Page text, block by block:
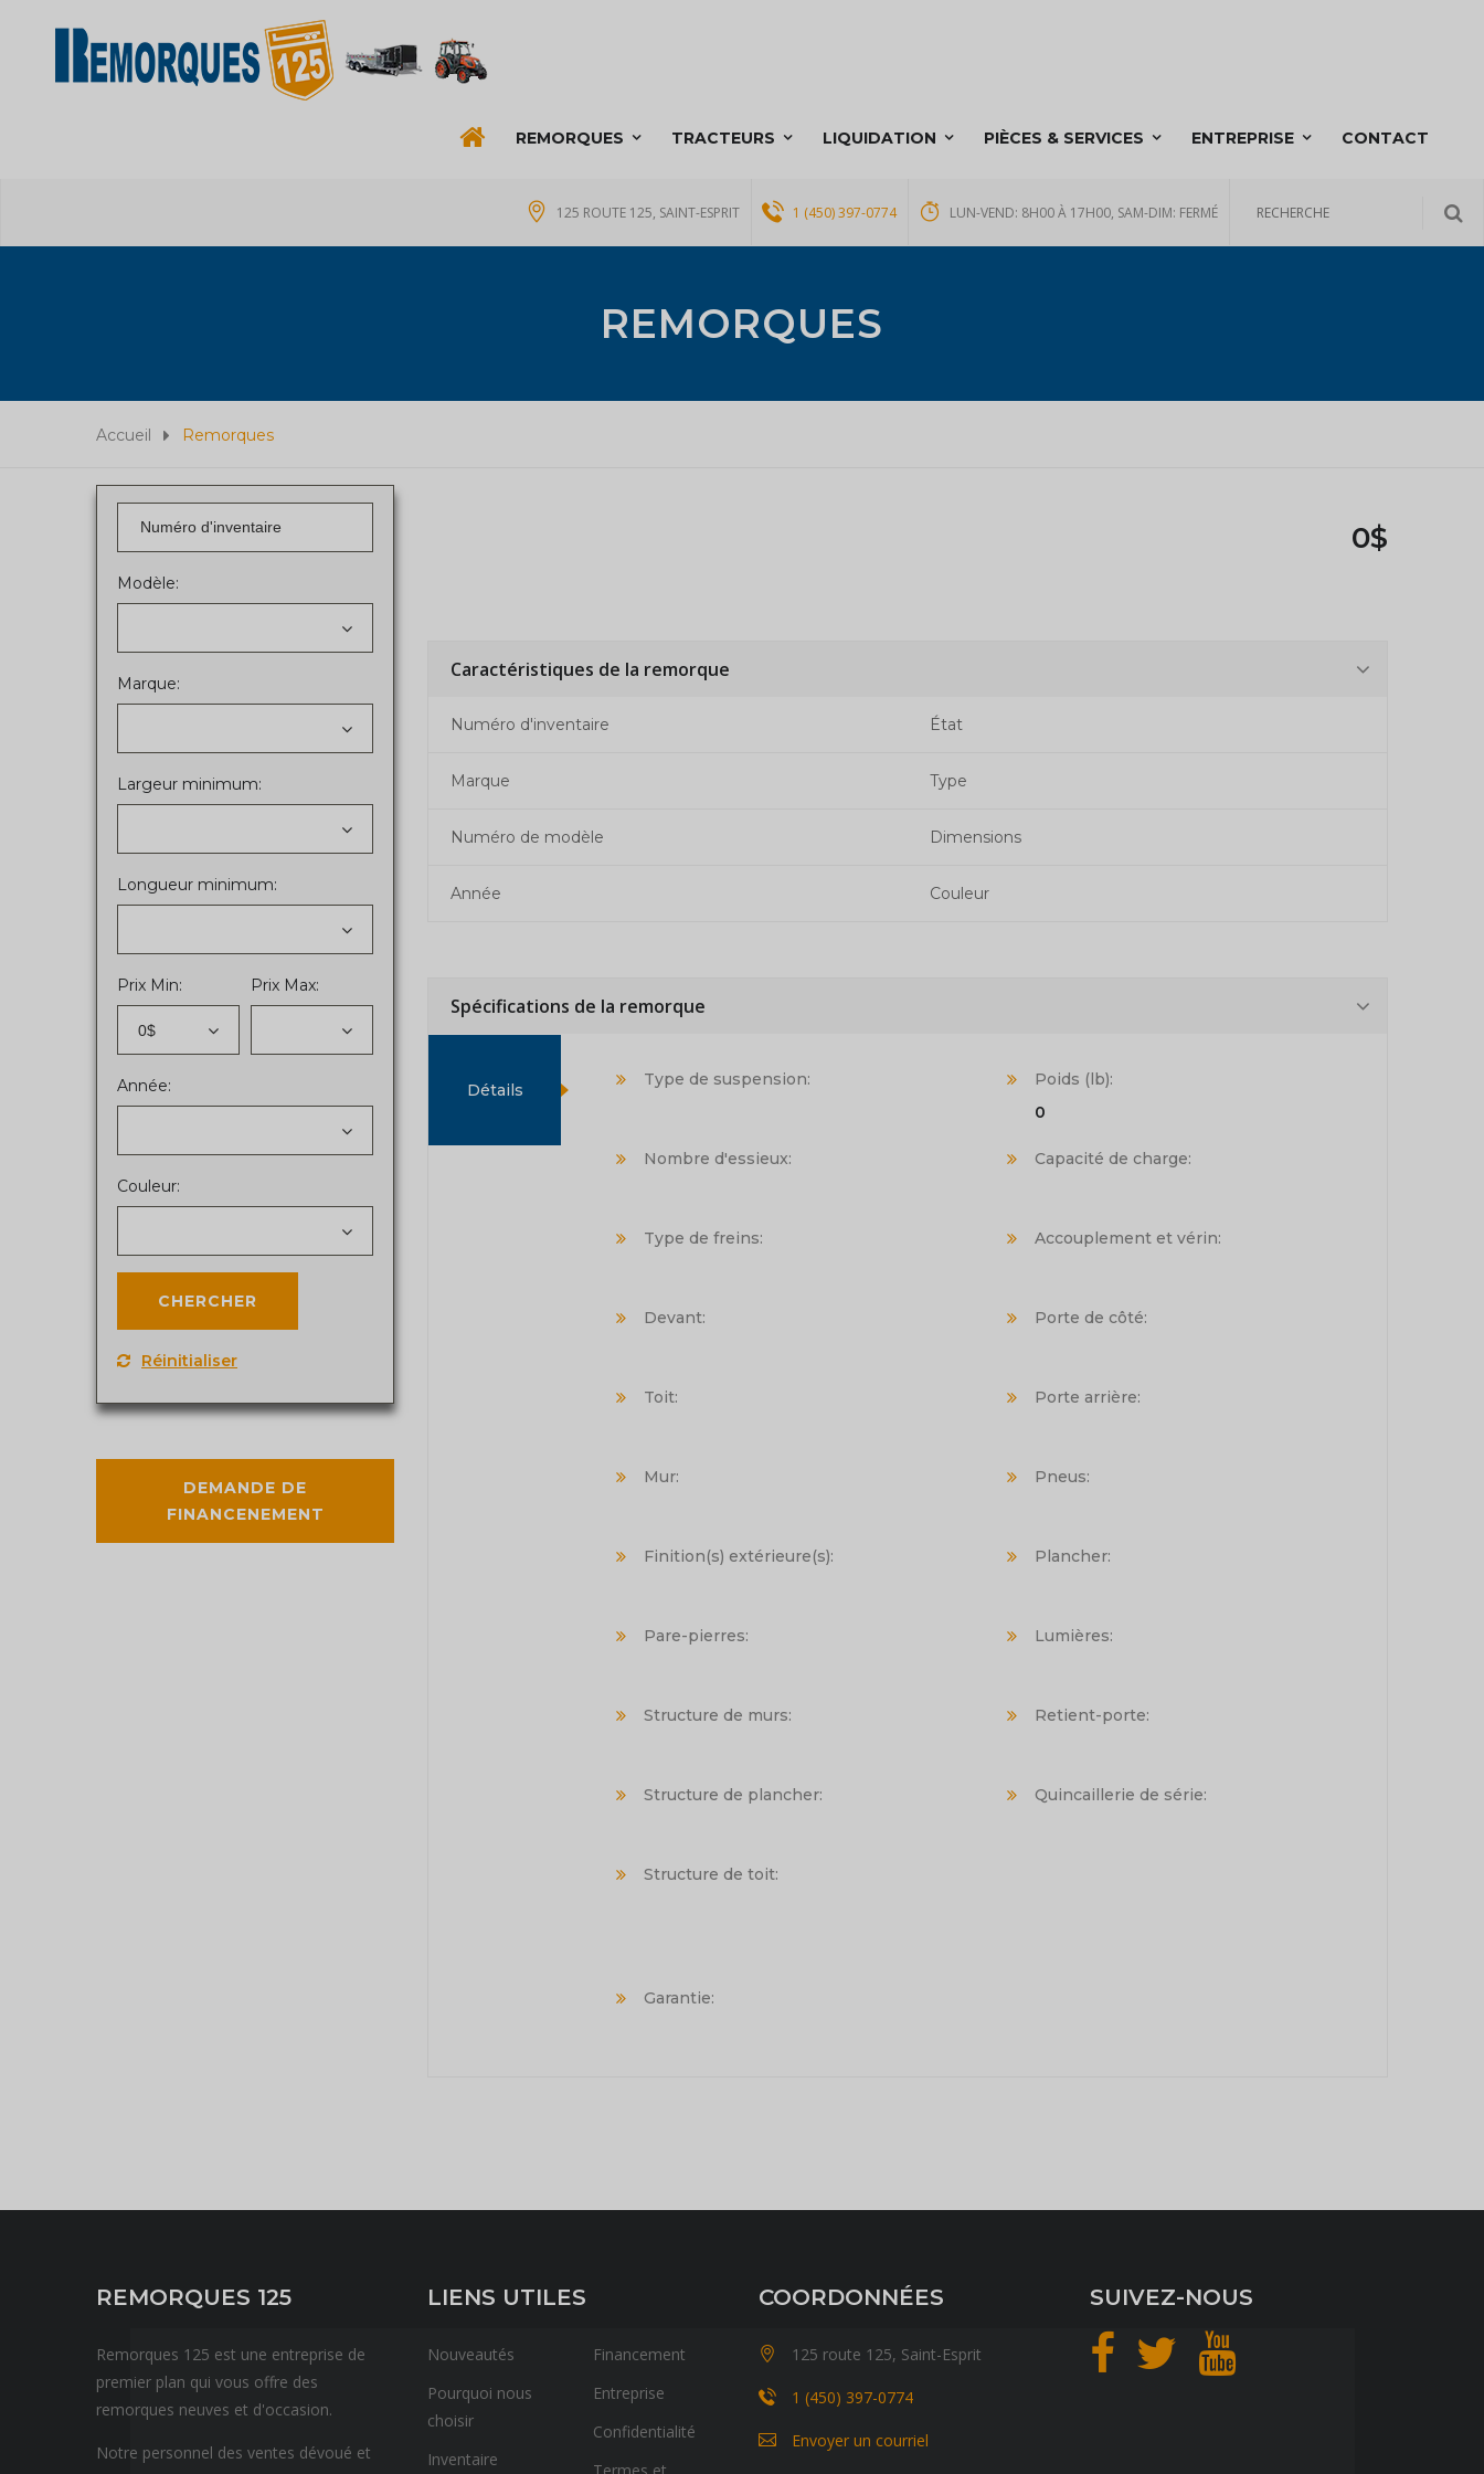
REMORQUES TRACTEURS LIQUIDATION PIÈCES & SERVICES ENTREPRISE CONTACT
125 ROUTE 125, SAINT-ESPRIT 1 (450) 397-0774 LUN-VEND: 8H00 À 17H00, SAM-DIM: FERMÉ
REMORQUES
Accueil Remorques
Modèle:
Marque:
Largeur minimum:
Longueur minimum:
Prix Min:
0$
Prix Max:
Année:
Couleur:
Réinitialiser
DEMANDE DE
FINANCENEMENT
0$
Caractéristiques de la remorque
Numéro d'inventaire
Marque
Numéro de modèle
Année
État
Type
Dimensions
Couleur
Spécifications de la remorque
Détails
Type de suspension:
Nombre d'essieux:
Type de freins:
Devant:
Toit:
Mur:
Finition(s) extérieure(s):
Pare-pierres:
Structure de murs:
Structure de plancher:
Structure de toit:
Poids (lb):
0
Capacité de charge:
Accouplement et vérin:
Porte de côté:
Porte arrière:
Pneus:
Plancher:
Lumières:
Retient-porte:
Quincaillerie de série:
Garantie:
REMORQUES 125
Remorques 125 est une entreprise de
premier plan qui vous offre des
remorques neuves et d'occasion.
Notre personnel des ventes dévoué et
LIENS UTILES
Nouveautés
Pourquoi nous
choisir
Inventaire
Financement
Entreprise
Confidentialité
Termes et
COORDONNÉES
125 route 125, Saint-Esprit
1 (450) 397-0774
Envoyer un courriel
SUIVEZ-NOUS